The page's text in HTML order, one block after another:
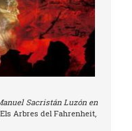
Sacristán Luzón en
Arbres del Fahrenheit,